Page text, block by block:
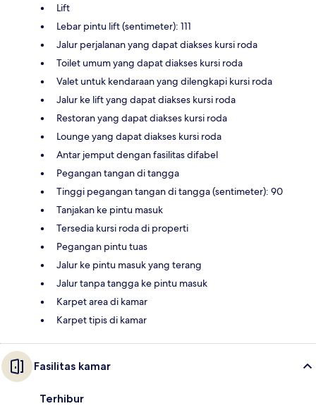
Lift
Lebar pintu lift (sentimeter): 111
Jalur perjalanan yang dapat diakses kursi roda
Toilet umum yang dapat diakses kursi roda
Valet untuk kendaraan yang dilengkapi kursi roda
Jalur ke lift yang dapat diakses kursi roda
Restoran yang dapat diakses kursi roda
Lounge yang dapat diakses kursi roda
Antar jemput dengan fasilitas difabel
Pegangan tangan di tangga
Tinggi pegangan tangan di tangga (sentimeter): 90
Tanjakan ke pintu masuk
Tersedia kursi roda di properti
Pegangan pintu tuas
Jalur ke pintu masuk yang terang
Jalur tanpa tangga ke pintu masuk
Karpet area di kamar
Karpet tipis di kamar
Fasilitas kamar
Terhibur